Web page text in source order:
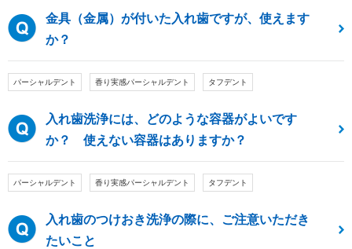
金具（金属）が付いた入れ歯ですが、使えます
か？
パーシャルデント 香り実感パーシャルデント タフデント
入れ歯洗浄には、どのような容器がよいです
か？ 使えない容器はありますか？
パーシャルデント 香り実感パーシャルデント タフデント
入れ歯のつけおき洗浄の際に、ご注意いただき
たいこと